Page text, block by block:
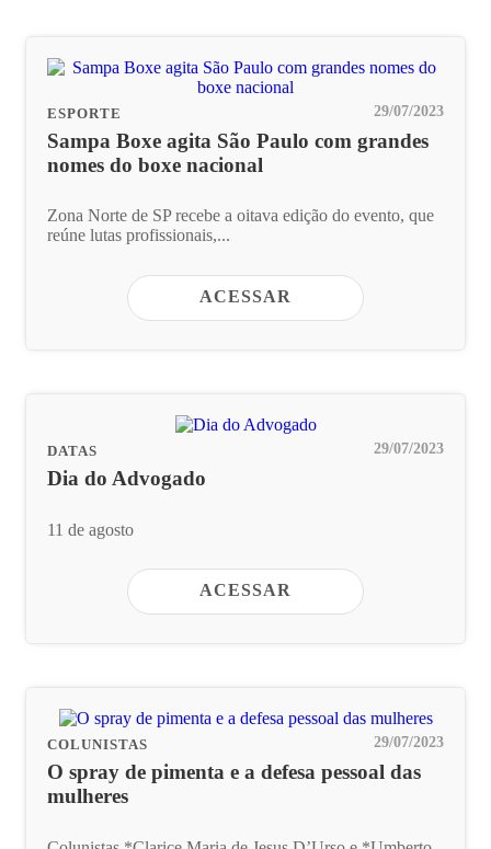
ESPORTE 29/07/2023
Sampa Boxe agita São Paulo com grandes
nomes do boxe nacional
Zona Norte de SP recebe a oitava edição do evento, que
reúne lutas profissionais,...
ACESSAR
DATAS 29/07/2023
Dia do Advogado
11 de agosto
ACESSAR
COLUNISTAS 29/07/2023
O spray de pimenta e a defesa pessoal das
mulheres